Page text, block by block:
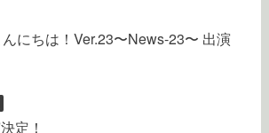
にちは！Ver.23〜News-23〜 出演
定！